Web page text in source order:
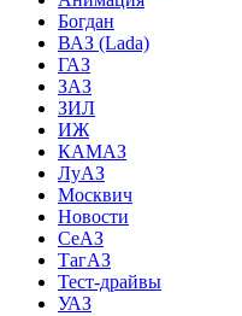
Богдан
ВАЗ (Lada)
ГАЗ
ЗАЗ
ЗИЛ
ИЖ
КАМАЗ
ЛуАЗ
Москвич
Новости
СеАЗ
ТагАЗ
Тест-драйвы
УАЗ